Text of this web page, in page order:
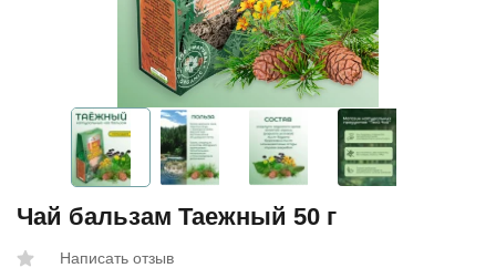
Чай бальзам Таежный 50 г
Написать отзыв